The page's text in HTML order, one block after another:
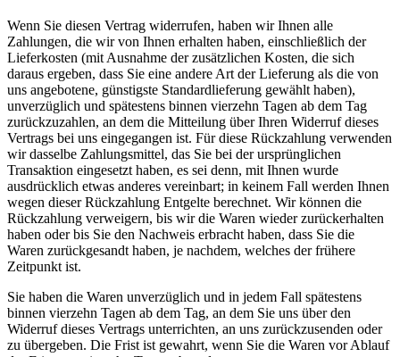
Wenn Sie diesen Vertrag widerrufen, haben wir Ihnen alle
Zahlungen, die wir von Ihnen erhalten haben, einschließlich der
Lieferkosten (mit Ausnahme der zusätzlichen Kosten, die sich
daraus ergeben, dass Sie eine andere Art der Lieferung als die von
uns angebotene, günstigste Standardlieferung gewählt haben),
unverzüglich und spätestens binnen vierzehn Tagen ab dem Tag
zurückzuzahlen, an dem die Mitteilung über Ihren Widerruf dieses
Vertrags bei uns eingegangen ist. Für diese Rückzahlung verwenden
wir dasselbe Zahlungsmittel, das Sie bei der ursprünglichen
Transaktion eingesetzt haben, es sei denn, mit Ihnen wurde
ausdrücklich etwas anderes vereinbart; in keinem Fall werden Ihnen
wegen dieser Rückzahlung Entgelte berechnet. Wir können die
Rückzahlung verweigern, bis wir die Waren wieder zurückerhalten
haben oder bis Sie den Nachweis erbracht haben, dass Sie die
Waren zurückgesandt haben, je nachdem, welches der frühere
Zeitpunkt ist.
Sie haben die Waren unverzüglich und in jedem Fall spätestens
binnen vierzehn Tagen ab dem Tag, an dem Sie uns über den
Widerruf dieses Vertrags unterrichten, an uns zurückzusenden oder
zu übergeben. Die Frist ist gewahrt, wenn Sie die Waren vor Ablauf